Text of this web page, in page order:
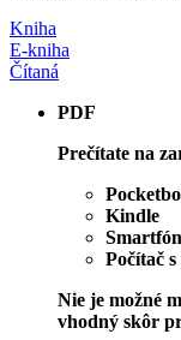
Kniha
E-kniha
Čítaná
PDF
Prečítate na
Kindle
Počítač
Nie je možné
vhodný skôr